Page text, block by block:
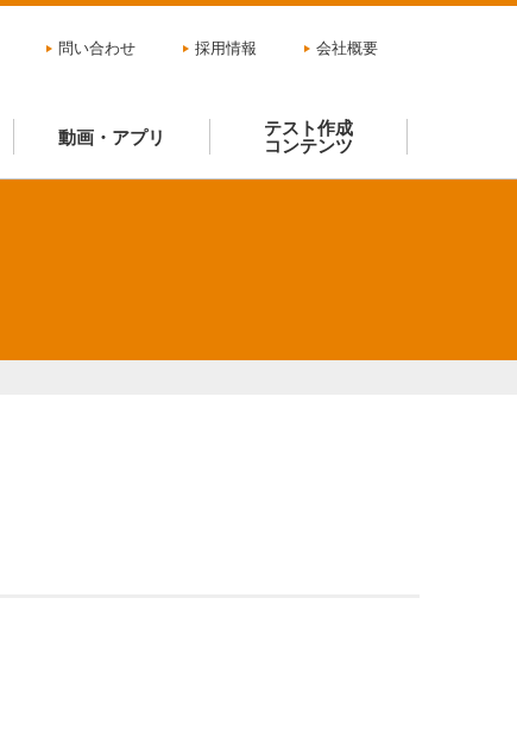
問い合わせ 採用情報 会社概要
動画・アプリ
テスト作成
コンテンツ